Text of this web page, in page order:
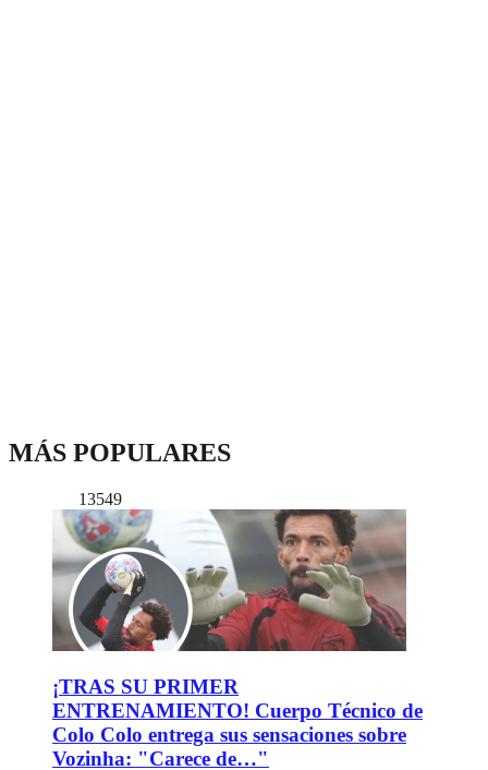
MÁS POPULARES
13549
¡TRAS SU PRIMER
ENTRENAMIENTO! Cuerpo Técnico de
Colo Colo entrega sus sensaciones sobre
Vozinha: "Carece de…"